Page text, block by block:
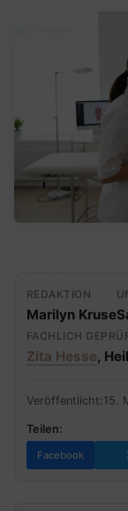
REDAKTION
Marilyn Kruse
FACHLICH
Zita Hesse,
Veröffentlicht: 15.
Teilen:
Facebook